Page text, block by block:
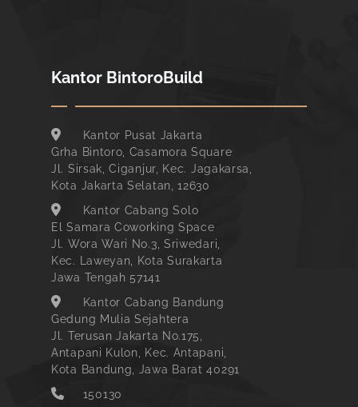
Kantor BintoroBuild
Kantor Pusat Jakarta
Grha Bintoro, Casamora Square
Jl. Sirsak, Ciganjur, Kec. Jagakarsa,
Kota Jakarta Selatan, 12630
Kantor Cabang Solo
El Samara Coworking Space
Jl. Wora Wari No.3, Sriwedari,
Kec. Laweyan, Kota Surakarta
Jawa Tengah 57141
Kantor Cabang Bandung
Gedung Mulia Sejahtera
Jl. Terusan Jakarta No.175,
Antapani Kulon, Kec. Antapani,
Kota Bandung, Jawa Barat 40291
150130